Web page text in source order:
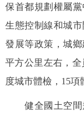
保首都規劃權屬
生態控制線和城
發展等政策，城
平方公里左右，全
度城市體檢，15項
健全國土空間